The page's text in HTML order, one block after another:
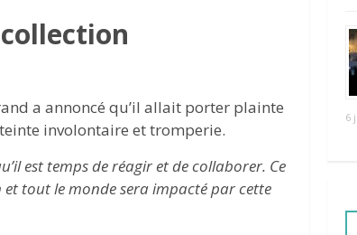
a annoncé qu’il allait porter plainte
involontaire et tromperie.
est temps de réagir et de collaborer. Ce
tout le monde sera impacté par cette
6